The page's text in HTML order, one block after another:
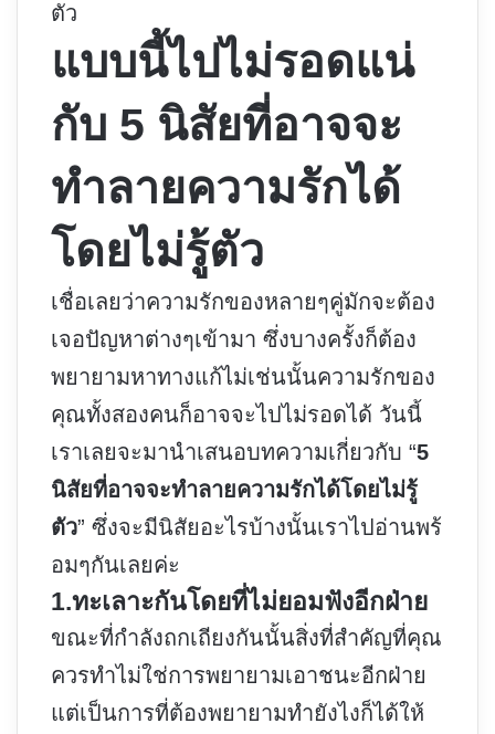
ตัว
แบบนี้ไปไม่รอดแน่
กับ 5 นิสัยที่อาจจะ
ทำลายความรักได้
โดยไม่รู้ตัว
เชื่อเลยว่าความรักของหลายๆคู่มักจะต้อง
เจอปัญหาต่างๆเข้ามา ซึ่งบางครั้งก็ต้อง
พยายามหาทางแก้ไม่เช่นนั้นความรักของ
คุณทั้งสองคนก็อาจจะไปไม่รอดได้ วันนี้
เราเลยจะมานำเสนอบทความเกี่ยวกับ “5
นิสัยที่อาจจะทำลายความรักได้โดยไม่รู้
ตัว” ซึ่งจะมีนิสัยอะไรบ้างนั้นเราไปอ่านพร้
อมๆกันเลยค่ะ
1.ทะเลาะกันโดยที่ไม่ยอมฟังอีกฝ่าย
ขณะที่กำลังถกเถียงกันนั้นสิ่งที่สำคัญที่คุณ
ควรทำไม่ใช่การพยายามเอาชนะอีกฝ่าย
แต่เป็นการที่ต้องพยายามทำยังไงก็ได้ให้